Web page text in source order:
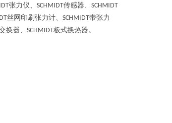
张力仪、 SCHMIDT传感器、 SCHMIDT
丝网印刷张力计、 SCHMIDT带张力
换器、 SCHMIDT板式换热器。